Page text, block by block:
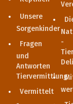
Unsere
Sorgenkinder
Fragen
und
Antworten
Tiervermittlung
Vermittelt
-